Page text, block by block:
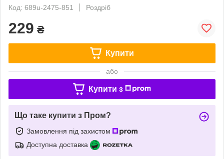
Код: 689u-2475-851
Роздріб
229 ₴
Купити
або
Купити з
Що таке купити з Пром?
Замовлення під захистом
Доступна доставка